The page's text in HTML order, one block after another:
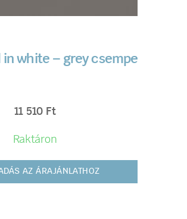
in white – grey csempe
11 510 Ft
Raktáron
AZ ÁRAJÁNLATHOZ